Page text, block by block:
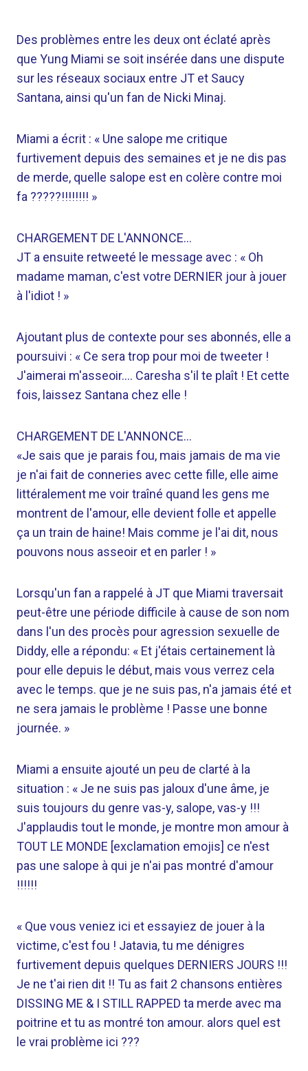
Des problèmes entre les deux ont éclaté après
que Yung Miami se soit insérée dans une dispute
sur les réseaux sociaux entre JT et Saucy
Santana, ainsi qu'un fan de Nicki Minaj.
Miami a écrit : « Une salope me critique
furtivement depuis des semaines et je ne dis pas
de merde, quelle salope est en colère contre moi
fa ?????!!!!!!!! »
CHARGEMENT DE L'ANNONCE…
JT a ensuite retweeté le message avec : « Oh
madame maman, c'est votre DERNIER jour à jouer
à l'idiot ! »
Ajoutant plus de contexte pour ses abonnés, elle a
poursuivi : « Ce sera trop pour moi de tweeter !
J'aimerai m'asseoir…. Caresha s'il te plaît ! Et cette
fois, laissez Santana chez elle !
CHARGEMENT DE L'ANNONCE…
«Je sais que je parais fou, mais jamais de ma vie
je n'ai fait de conneries avec cette fille, elle aime
littéralement me voir traîné quand les gens me
montrent de l'amour, elle devient folle et appelle
ça un train de haine! Mais comme je l'ai dit, nous
pouvons nous asseoir et en parler ! »
Lorsqu'un fan a rappelé à JT que Miami traversait
peut-être une période difficile à cause de son nom
dans l'un des procès pour agression sexuelle de
Diddy, elle a répondu: « Et j'étais certainement là
pour elle depuis le début, mais vous verrez cela
avec le temps. que je ne suis pas, n'a jamais été et
ne sera jamais le problème ! Passe une bonne
journée. »
Miami a ensuite ajouté un peu de clarté à la
situation : « Je ne suis pas jaloux d'une âme, je
suis toujours du genre vas-y, salope, vas-y !!!
J'applaudis tout le monde, je montre mon amour à
TOUT LE MONDE [exclamation emojis] ce n'est
pas une salope à qui je n'ai pas montré d'amour
!!!!!!
« Que vous veniez ici et essayiez de jouer à la
victime, c'est fou ! Jatavia, tu me dénigres
furtivement depuis quelques DERNIERS JOURS !!!
Je ne t'ai rien dit !! Tu as fait 2 chansons entières
DISSING ME & I STILL RAPPED ta merde avec ma
poitrine et tu as montré ton amour. alors quel est
le vrai problème ici ???